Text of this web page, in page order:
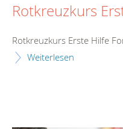
Rotkreuzkurs
Rotkreuzkurs Erste Hilfe
Weiterlesen